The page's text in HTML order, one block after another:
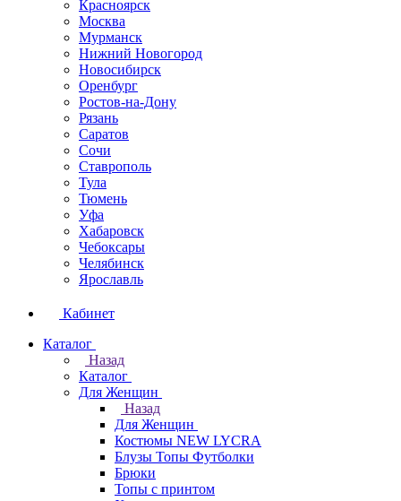
Красноярск
Москва
Мурманск
Нижний Новогород
Новосибирск
Оренбург
Ростов-на-Дону
Рязань
Саратов
Сочи
Ставрополь
Тула
Тюмень
Уфа
Хабаровск
Чебоксары
Челябинск
Ярославль
Кабинет
Каталог
Назад
Каталог
Для Женщин
Назад
Для Женщин
Костюмы NEW LYCRA
Блузы Топы Футболки
Брюки
Топы с принтом